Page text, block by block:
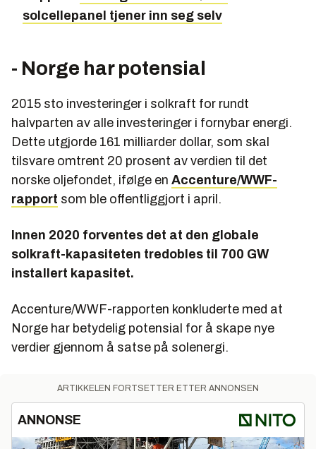
solcellepanel tjener inn seg selv
- Norge har potensial
2015 sto investeringer i solkraft for rundt
halvparten av alle investeringer i fornybar energi.
Dette utgjorde 161 milliarder dollar, som skal
tilsvare omtrent 20 prosent av verdien til det
norske oljefondet, ifølge en Accenture/WWF-
rapport som ble offentliggjort i april.
Innen 2020 forventes det at den globale
solkraft-kapasiteten tredobles til 700 GW
installert kapasitet.
Accenture/WWF-rapporten konkluderte med at
Norge har betydelig potensial for å skape nye
verdier gjennom å satse på solenergi.
ARTIKKELEN FORTSETTER ETTER ANNONSEN
ANNONSE